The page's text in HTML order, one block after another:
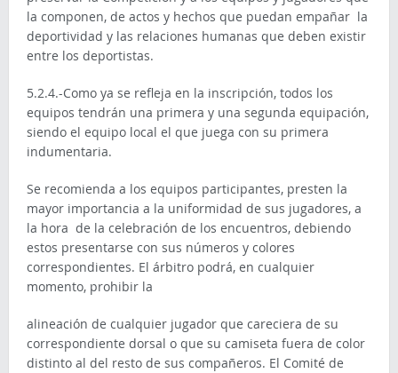
la componen, de actos y hechos que puedan empañar la
deportividad y las relaciones humanas que deben existir
entre los deportistas.
5.2.4.-Como ya se refleja en la inscripción, todos los
equipos tendrán una primera y una segunda equipación,
siendo el equipo local el que juega con su primera
indumentaria.
Se recomienda a los equipos participantes, presten la
mayor importancia a la uniformidad de sus jugadores, a
la hora de la celebración de los encuentros, debiendo
estos presentarse con sus números y colores
correspondientes. El árbitro podrá, en cualquier
momento, prohibir la
alineación de cualquier jugador que careciera de su
correspondiente dorsal o que su camiseta fuera de color
distinto al del resto de sus compañeros. El Comité de